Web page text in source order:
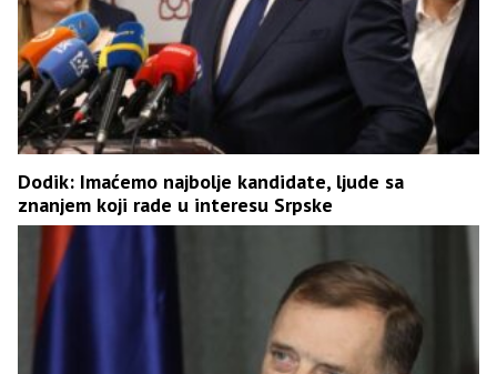
Dodik: Imaćemo najbolje kandidate, ljude sa
znanjem koji rade u interesu Srpske